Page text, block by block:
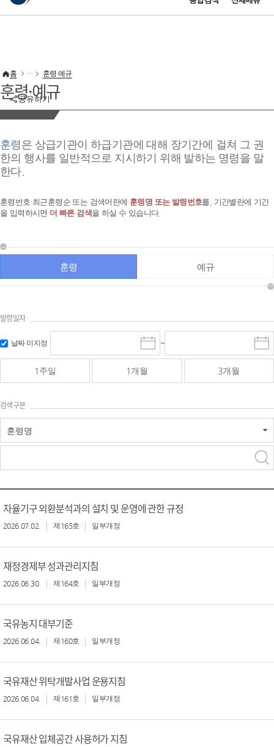
이 누리집은 대한민국 공식 전자정부 누리집입니다.
공유하기
홈 훈령·예규
훈령·예규
훈령은 상급기관이 하급기관에 대해 장기간에 걸쳐 그 권
한의 행사를 일반적으로 지시하기 위해 발하는 명령을 말
한다.
훈령번호·최근훈령순 또는 검색어란에 훈령명 또는 발령번호를, 기간별란에 기간
을 입력하시면 더 빠른 검색 을 하실 수 있습니다.
훈령 예규
발령일자
날짜 미지정
시
작
일
선
~
마
감
선
1주일 1개월 3개월
검색구분
훈령명
자율기구 외환분석과의 설치 및 운영에 관한 규정
2026.07.02. 제165호 일부개정
재정경제부 성과관리지침
2026.06.30. 제164호 일부개정
국유농지 대부기준
2026.06.04. 제160호 일부개정
국유재산 위탁개발사업 운용지침
2026.06.04. 제161호 일부개정
국유재산 입체공간 사용허가 지침